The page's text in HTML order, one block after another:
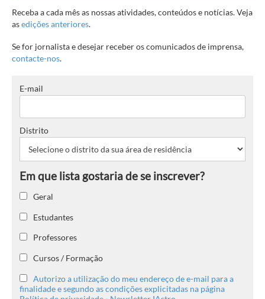
Receba a cada mês as nossas atividades, conteúdos e notícias. Veja
asedições anteriores.
Se for jornalista e desejar receber os comunicados de imprensa,
contacte-nos.
E-mail
Distrito
Geral
Estudantes
Professores
Cursos / Formação
Autorizo a utilização do meu endereço de e-mail para a
finalidade e segundo as condições explicitadas na página